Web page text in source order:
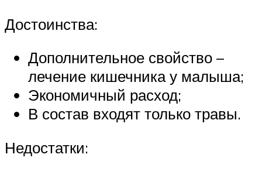
Достоинства:
Дополнительное свойство –
лечение кишечника у малыша;
Экономичный расход;
В состав входят только травы.
Недостатки: